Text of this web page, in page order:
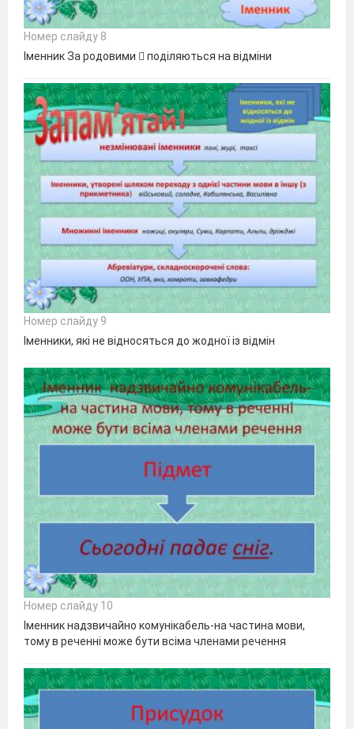
Номер слайду 8
Іменник За родовими  поділяються на відміни
Номер слайду 9
Іменники, які не відносяться до жодної із відмін
Номер слайду 10
Іменник надзвичайно комунікабель-на частина мови,
тому в реченні може бути всіма членами речення